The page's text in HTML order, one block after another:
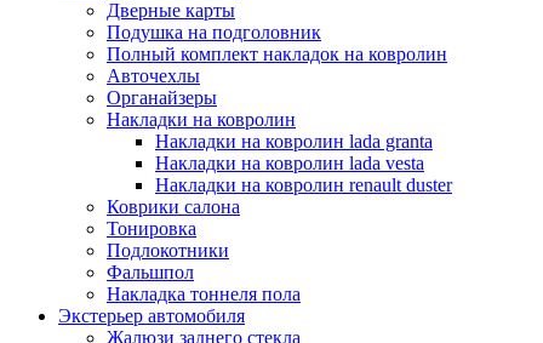
Дверные карты
Подушка на подголовник
Полный комплект накладок на ковролин
Авточехлы
Органайзеры
Накладки на ковролин
Накладки на ковролин lada granta
Накладки на ковролин lada vesta
Накладки на ковролин renault duster
Коврики салона
Тонировка
Подлокотники
Фальшпол
Накладка тоннеля пола
Экстерьер автомобиля
Жалюзи заднего стекла